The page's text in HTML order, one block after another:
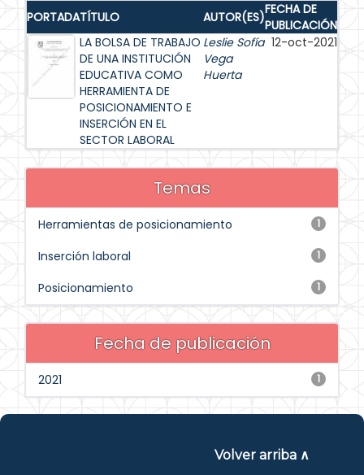
PORTADATÍTULO AUTOR(ES)FECHA DE
PUBLICACIÓN
LA BOLSA DE TRABAJO
DE UNA INSTITUCIÓN
EDUCATIVA COMO
HERRAMIENTA DE
POSICIONAMIENTO E
INSERCIÓN EN EL
SECTOR LABORAL
Leslie Sofía
Vega
Huerta
12-oct-2021
Temas
1
Herramientas de posicionamiento
1
Inserción laboral
1
Posicionamiento
Fecha de publicación
1
2021
Volver arriba ∧